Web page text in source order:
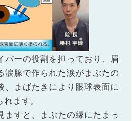
パーの役割を担っており、眉
涙腺で作られた涙がまぶたの
、まばたきにより眼球表面に
ます。
ますと、まぶたの縁にたまっ